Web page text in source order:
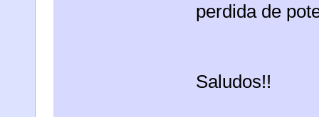
perdida de
Saludos!!